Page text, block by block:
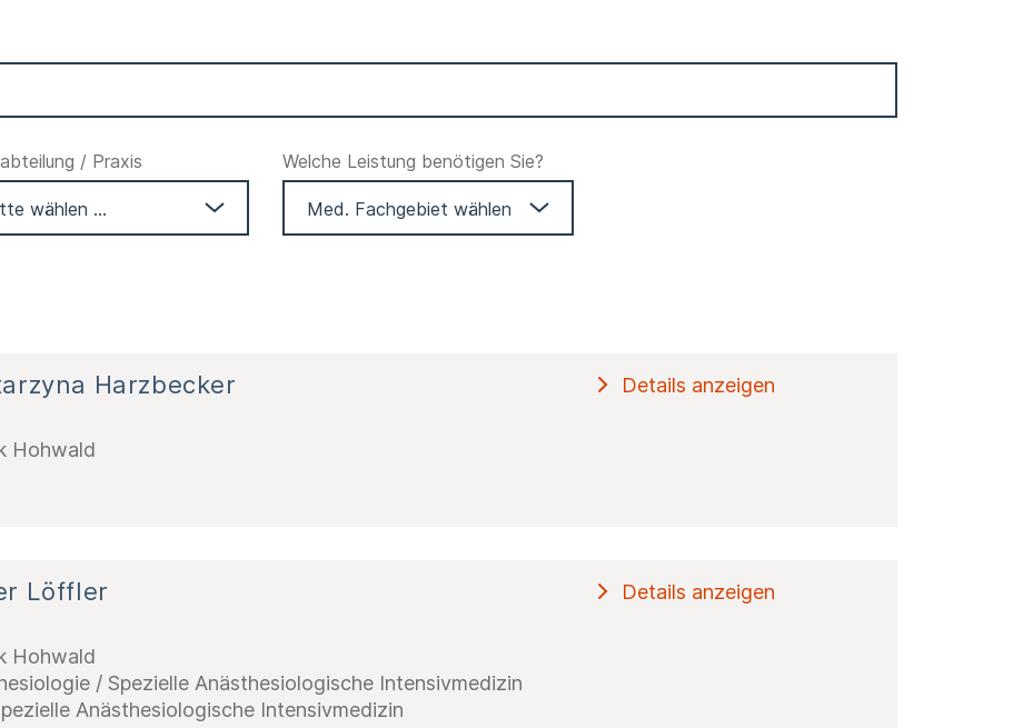
/ Praxis Welche Leistung benötigen Sie?
Harzbecker
Hohwald
Details anzeigen
Löffler
Hohwald
/ Spezielle Anästhesiologische Intensivmedizin
Anästhesiologische Intensivmedizin
Details anzeigen